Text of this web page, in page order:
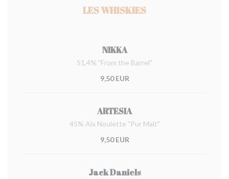
LES WHISKIES
NIKKA
51,4% "From the Barrel"
9,50 EUR
ARTESIA
45% Aix Noulette "Pur Malt"
9,50 EUR
Jack Daniels